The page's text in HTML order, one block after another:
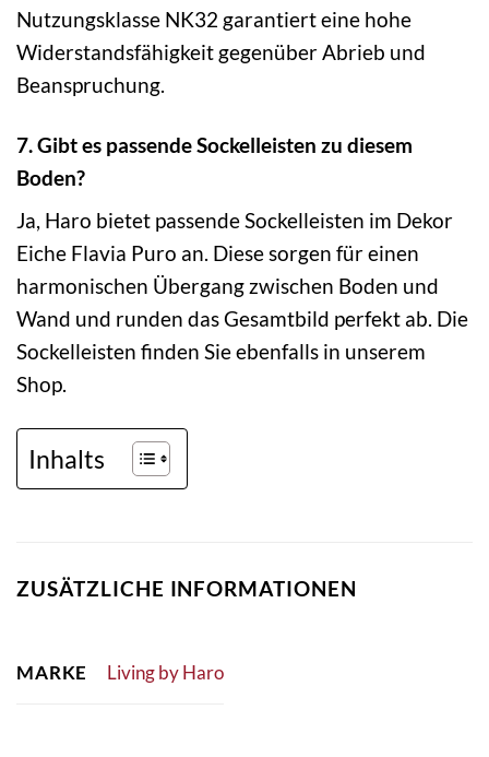
Nutzungsklasse NK32 garantiert eine hohe
Widerstandsfähigkeit gegenüber Abrieb und
Beanspruchung.
7. Gibt es passende Sockelleisten zu diesem
Boden?
Ja, Haro bietet passende Sockelleisten im Dekor
Eiche Flavia Puro an. Diese sorgen für einen
harmonischen Übergang zwischen Boden und
Wand und runden das Gesamtbild perfekt ab. Die
Sockelleisten finden Sie ebenfalls in unserem
Shop.
Inhalts
ZUSÄTZLICHE INFORMATIONEN
MARKE Living by Haro